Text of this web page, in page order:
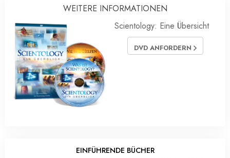
WEITERE INFORMATIONEN
Scientology: Eine Übersicht
DVD ANFORDERN
EINFÜHRENDE BÜCHER